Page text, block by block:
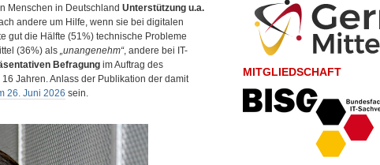
Menschen in Deutschland Unterstützung u.a.
andere um Hilfe, wenn sie bei digitalen
gut die Hälfte (51%) technische Probleme
(36%) als „unangenehm“, andere bei IT-
Befragung im Auftrag des
Jahren. Anlass der Publikation der damit
26. Juni 2026 sein.
MITGLIEDSCHAFT